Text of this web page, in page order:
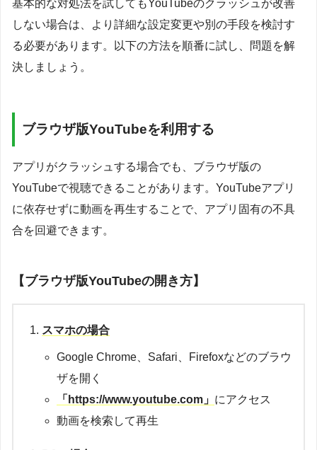
基本的な対処法を試してもYouTubeのクラッシュが改善
しない場合は、より詳細な設定変更や別の手段を検討す
る必要があります。以下の方法を順番に試し、問題を解
決しましょう。
ブラウザ版YouTubeを利用する
アプリがクラッシュする場合でも、ブラウザ版の
YouTubeで視聴できることがあります。YouTubeアプリ
に依存せずに動画を再生することで、アプリ固有の不具
合を回避できます。
【ブラウザ版YouTubeの開き方】
スマホの場合
Google Chrome、Safari、Firefoxなどのブラウ
ザを開く
「https://www.youtube.com」 にアクセス
動画を検索して再生